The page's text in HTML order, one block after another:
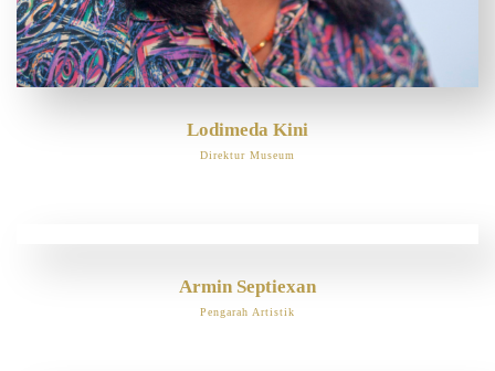
Lodimeda Kini
Direktur Museum
Armin Septiexan
Pengarah Artistik